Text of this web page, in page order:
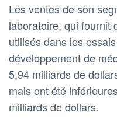
Les ventes de son
laboratoire, qui fournit
utilisés dans les
développement de
5,94 milliards de
mais ont été
milliards de dollars.